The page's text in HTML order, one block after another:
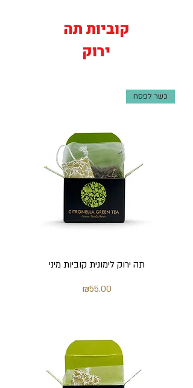
קוביות תה
ירוק
כשר לפסח
תה ירוק לימונית קוביות מיני
מחיר
₪55.00